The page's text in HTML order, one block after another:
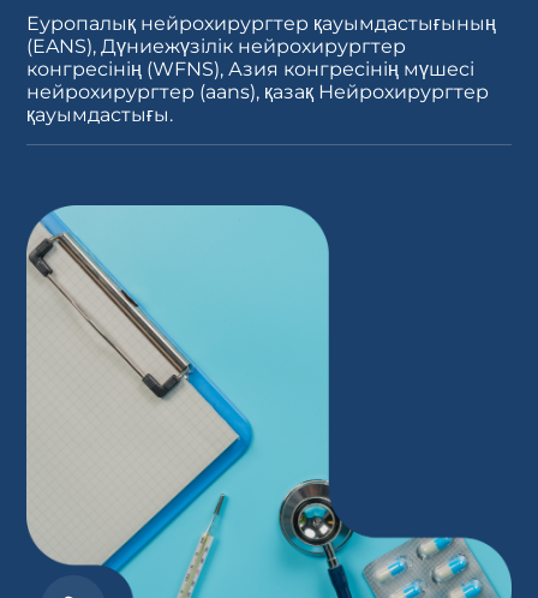
Еуропалық нейрохирургтер қауымдастығының
(EANS), Дүниежүзілік нейрохирургтер
конгресінің (WFNS), Азия конгресінің мүшесі
нейрохирургтер (aans), қазақ Нейрохирургтер
қауымдастығы.